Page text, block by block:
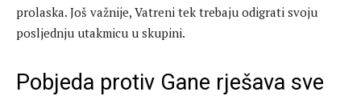
prolaska. Još važnije, Vatreni tek trebaju odigrati svoju
posljednju utakmicu u skupini.
Pobjeda protiv Gane rješava sve